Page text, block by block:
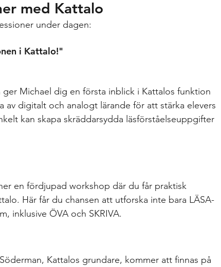
med Kattalo
under dagen:
i Kattalo!"
Michael dig en första inblick i Kattalos funktion
av digitalt och analogt lärande för att stärka elevers
kan skapa skräddarsydda läsförståelseuppgifter
en fördjupad workshop där du får praktisk
Här får du chansen att utforska inte bara LÄSA-
inklusive ÖVA och SKRIVA.
Kattalos grundare, kommer att finnas på